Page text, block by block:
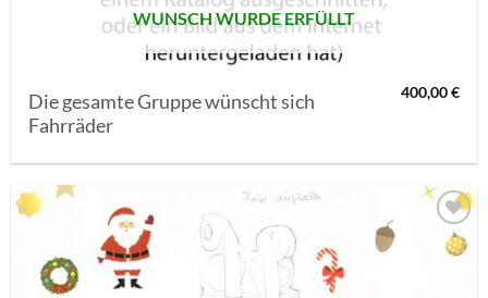
WUNSCH WURDE ERFÜLLT
Die gesamte Gruppe wünscht sich
Fahrräder
400,00€
AUF MEINE